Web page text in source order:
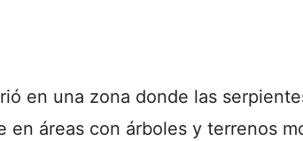
en una zona donde las
en áreas con árboles y terrenos